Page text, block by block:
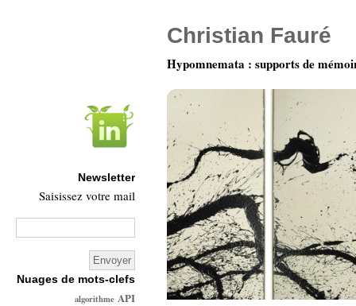
Christian Fauré
Hypomnemata : supports de
Newsletter
Saisissez votre mail
Nuages de mots-clefs
algorithme API